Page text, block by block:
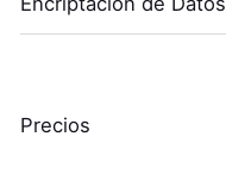
Precios